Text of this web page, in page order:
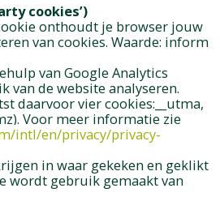
cookies’)
onthoudt je browser jouw
van cookies. Waarde: inform
van Google Analytics
van de website analyseren.
daarvoor vier cookies:__utma,
Voor meer informatie zie
intl/en/privacy/privacy-
in waar gekeken en geklikt
wordt gebruik gemaakt van